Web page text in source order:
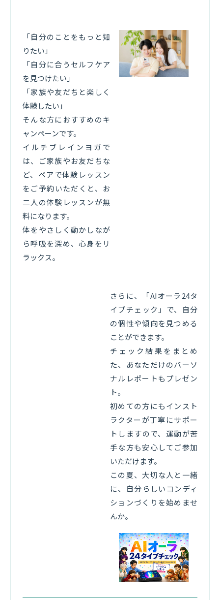
「自分のことをもっと知
りたい」
「自分に合うセルフケア
を見つけたい」
「家族や友だちと楽しく
体験したい」
そんな方におすすめのキ
ャンペーンです。
イルチブレインヨガで
は、ご家族やお友だちな
ど、ペアで体験レッスン
をご予約いただくと、お
二人の体験レッスンが無
料になります。
体をやさしく動かしなが
ら呼吸を深め、心身をリ
ラックス。
さらに、「AIオーラ24タ
イプチェック」で、自分
の個性や傾向を見つめる
ことができます。
チェック結果をまとめ
た、あなただけのパーソ
ナルレポートもプレゼン
ト。
初めての方にもインスト
ラクターが丁寧にサポー
トしますので、運動が苦
手な方も安心してご参加
いただけます。
この夏、大切な人と一緒
に、自分らしいコンディ
ションづくりを始めませ
んか。